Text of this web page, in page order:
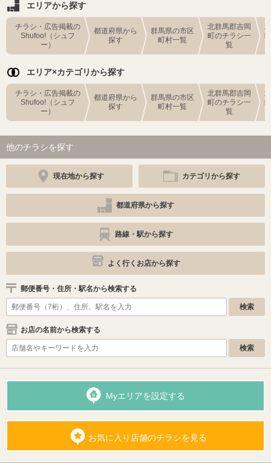
エリアから探す
チラシ・広告掲載の
Shufoo!（シュフ
ー）
都道府県から
探す
群馬県の市区
町村一覧
北群馬郡吉岡
町のチラシ一
覧
エリア×カテゴリから探す
チラシ・広告掲載の
Shufoo!（シュフ
ー）
都道府県から
探す
群馬県の市区
町村一覧
北群馬郡吉岡
町のチラシ一
覧
他のチラシを探す
現在地から探す カテゴリから探す
都道府県から探す
路線・駅から探す
よく行くお店から探す
郵便番号・住所・駅名から検索する
お店の名前から検索する
Myエリアを設定する
お気に入り店舗のチラシを見る